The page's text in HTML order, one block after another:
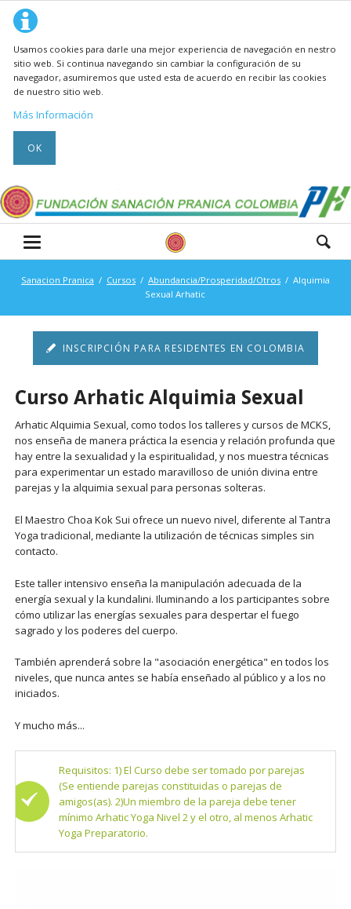
Usamos cookies para darle una mejor experiencia de navegación en nestro
sitio web. Si continua navegando sin cambiar la configuración de su
navegador, asumiremos que usted esta de acuerdo en recibir las cookies
de nuestro sitio web.
Más Información
OK
Sanacion Pranica Cursos Abundancia/Prosperidad/Otros
Alquimia
Sexual Arhatic
INSCRIPCIÓN PARA RESIDENTES EN COLOMBIA
Curso Arhatic Alquimia Sexual
Arhatic Alquimia Sexual, como todos los talleres y cursos de MCKS,
nos enseña de manera práctica la esencia y relación profunda que
hay entre la sexualidad y la espiritualidad, y nos muestra técnicas
para experimentar un estado maravilloso de unión divina entre
parejas y la alquimia sexual para personas solteras.
El Maestro Choa Kok Sui ofrece un nuevo nivel, diferente al Tantra
Yoga tradicional, mediante la utilización de técnicas simples sin
contacto.
Este taller intensivo enseña la manipulación adecuada de la
energía sexual y la kundalini. Iluminando a los participantes sobre
cómo utilizar las energías sexuales para despertar el fuego
sagrado y los poderes del cuerpo.
También aprenderá sobre la "asociación energética" en todos los
niveles, que nunca antes se había enseñado al público y a los no
iniciados.
Y mucho más...
Requisitos: 1) El Curso debe ser tomado por parejas
(Se entiende parejas constituidas o parejas de
amigos(as). 2)Un miembro de la pareja debe tener
mínimo Arhatic Yoga Nivel 2 y el otro, al menos Arhatic
Yoga Preparatorio.